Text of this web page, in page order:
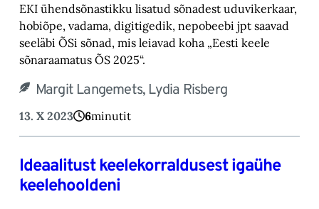
EKI ühendsõnastikku lisatud sõnadest uduvikerkaar,
hobiõpe, vadama, digitigedik, nepobeebi jpt saavad
seeläbi ÕSi sõnad, mis leiavad koha „Eesti keele
sõnaraamatus ÕS 2025“.
Margit Langemets, Lydia Risberg
13. X 2023 6minutit
Ideaalitust keelekorraldusest igaühe
keelehooldeni